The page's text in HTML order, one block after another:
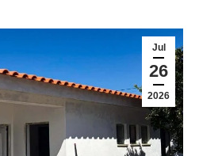
Jul
26
2026